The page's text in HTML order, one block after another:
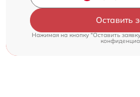
Оставить
Нажимая на кнопку "Оставить